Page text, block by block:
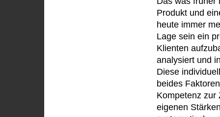
Produkt und
heute immer
Lage sein ein
Klienten
analysiert und
Diese
beides
Kompetenz zur
eigenen